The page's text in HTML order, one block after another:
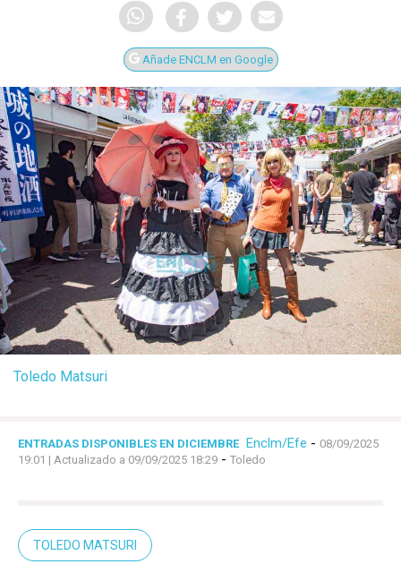
Añade ENCLM en Google
Toledo Matsuri
ENTRADAS DISPONIBLES EN DICIEMBRE Enclm/Efe - 08/09/2025
19:01 | Actualizado a 09/09/2025 18:29 - Toledo
TOLEDO MATSURI